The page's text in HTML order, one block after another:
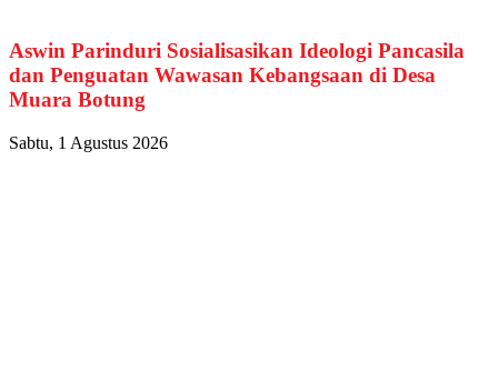
Aswin Parinduri Sosialisasikan Ideologi Pancasila
dan Penguatan Wawasan Kebangsaan di Desa
Muara Botung
Sabtu, 1 Agustus 2026